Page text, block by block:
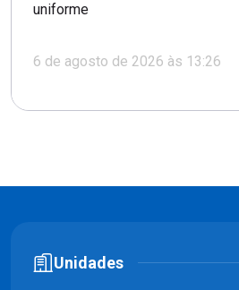
uniforme
6 de agosto de 2026 às 13:26
Unidades